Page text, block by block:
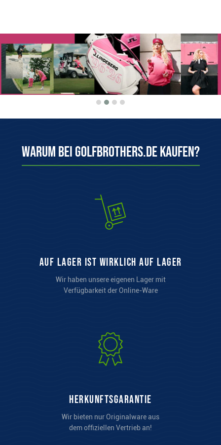
Warum bei Golfbrothers.de kaufen?
auf Lager ist wirklich auf Lager
Wir haben unsere eigenen Lager mit
Verfügbarkeit der Online-Ware
Herkunftsgarantie
Wir bieten nur Originalware aus
dem offiziellen Vertrieb an!